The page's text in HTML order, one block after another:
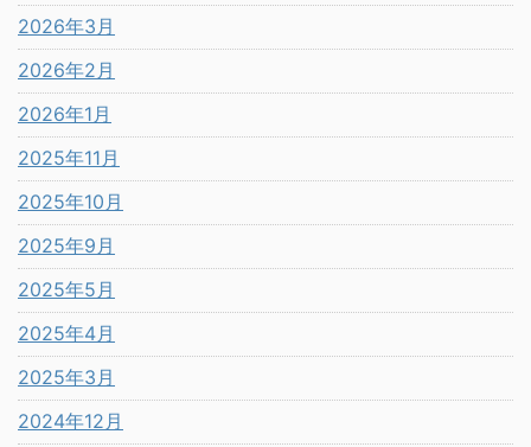
2026年3月
2026年2月
2026年1月
2025年11月
2025年10月
2025年9月
2025年5月
2025年4月
2025年3月
2024年12月